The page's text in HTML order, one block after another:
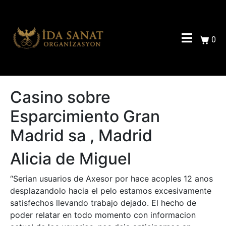
0
Casino sobre
Esparcimiento Gran
Madrid sa , Madrid
Alicia de Miguel
“Serian usuarios de Axesor por hace acoples 12 anos
desplazandolo hacia el pelo estamos excesivamente
satisfechos llevando trabajo dejado. El hecho de
poder relatar en todo momento con informacion